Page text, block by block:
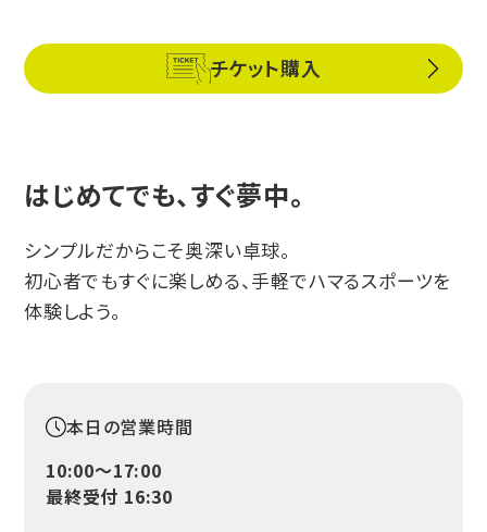
チケット購入
はじめてでも、すぐ夢中。
シンプルだからこそ奥深い卓球。
初心者でもすぐに楽しめる、手軽でハマるスポーツを
体験しよう。
本日の営業時間
10:00〜17:00
最終受付 16:30